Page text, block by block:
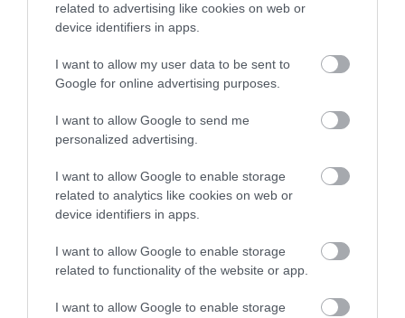
related to advertising like cookies on web or
device identifiers in apps.
I want to allow my user data to be sent to
Google for online advertising purposes.
I want to allow Google to send me
personalized advertising.
I want to allow Google to enable storage
related to analytics like cookies on web or
device identifiers in apps.
I want to allow Google to enable storage
related to functionality of the website or app.
I want to allow Google to enable storage
PRONEWS.GR /ΚΟΙΝΩΝΙΑ
Ηλιούπολη: Με βαριές
κρανιοεγκεφαλικές κακώσεις και
πολλαπλά κατάγματα η 17χρονη που
έπεσε από την ταράτσα